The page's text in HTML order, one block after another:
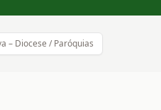
– Diocese / Paróquias